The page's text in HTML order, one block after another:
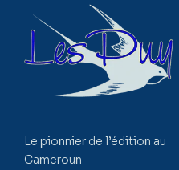
Le pionnier de l’édition au
Cameroun